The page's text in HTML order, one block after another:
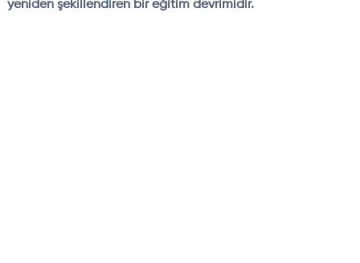
yeniden şekillendiren bir eğitim devrimidir.